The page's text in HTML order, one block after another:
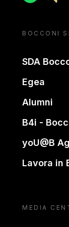
BOCCONI
SDA
Egea
Alumni
B4i -
yoU@B
Lavora in
MEDIA